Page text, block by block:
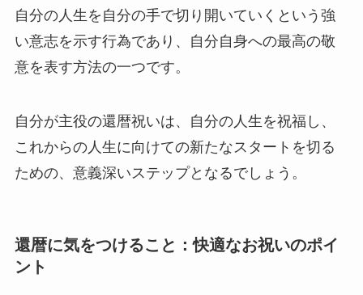
自分の人生を自分の手で切り開いていくという強
い意志を示す行為であり、自分自身への最高の敬
意を表す方法の一つです。
自分が主役の還暦祝いは、自分の人生を祝福し、
これからの人生に向けての新たなスタートを切る
ための、意義深いステップとなるでしょう。
還暦に気をつけること：快適なお祝いのポイ
ント